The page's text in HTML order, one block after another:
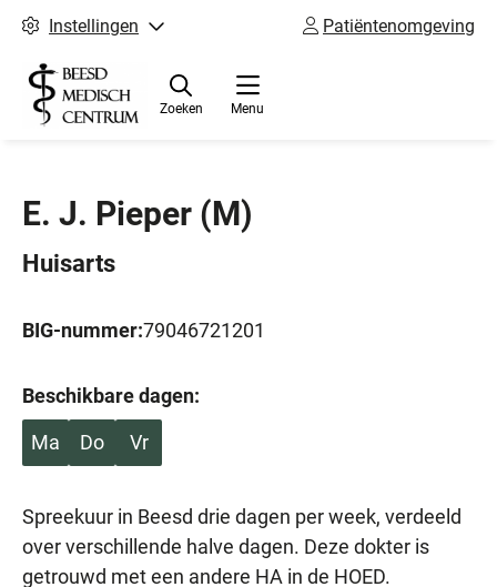
Instellingen Patiëntenomgeving
Menu
Zoeken
E. J. Pieper (M)
Huisarts
BIG-nummer:79046721201
Beschikbare dagen:
Ma
Do Vr
Spreekuur in Beesd drie dagen per week, verdeeld
over verschillende halve dagen. Deze dokter is
getrouwd met een andere HA in de HOED.